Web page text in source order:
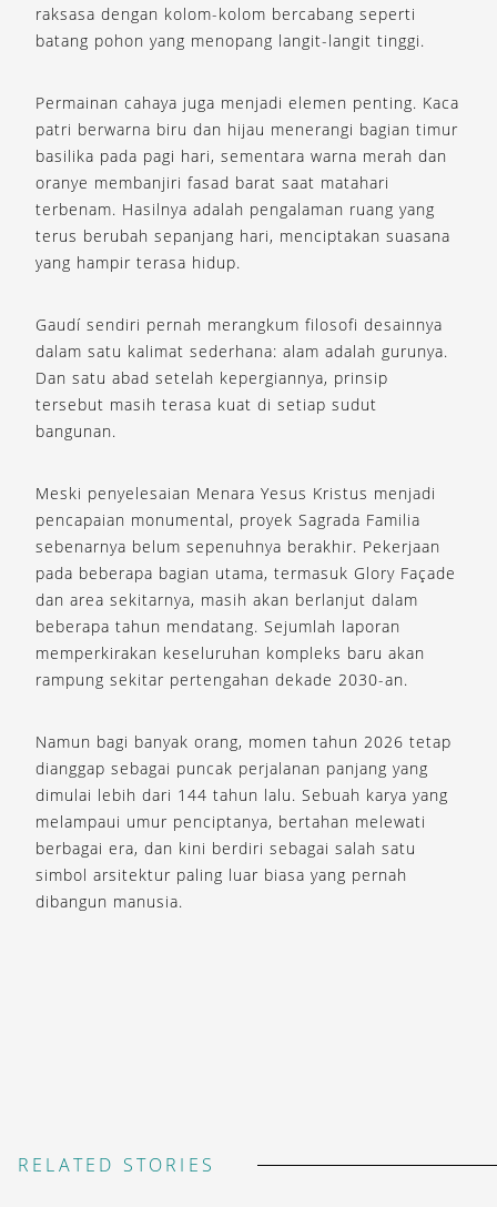
raksasa dengan kolom-kolom bercabang seperti
batang pohon yang menopang langit-langit tinggi.
Permainan cahaya juga menjadi elemen penting. Kaca
patri berwarna biru dan hijau menerangi bagian timur
basilika pada pagi hari, sementara warna merah dan
oranye membanjiri fasad barat saat matahari
terbenam. Hasilnya adalah pengalaman ruang yang
terus berubah sepanjang hari, menciptakan suasana
yang hampir terasa hidup.
Gaudí sendiri pernah merangkum filosofi desainnya
dalam satu kalimat sederhana: alam adalah gurunya.
Dan satu abad setelah kepergiannya, prinsip
tersebut masih terasa kuat di setiap sudut
bangunan.
Meski penyelesaian Menara Yesus Kristus menjadi
pencapaian monumental, proyek Sagrada Familia
sebenarnya belum sepenuhnya berakhir. Pekerjaan
pada beberapa bagian utama, termasuk Glory Façade
dan area sekitarnya, masih akan berlanjut dalam
beberapa tahun mendatang. Sejumlah laporan
memperkirakan keseluruhan kompleks baru akan
rampung sekitar pertengahan dekade 2030-an.
Namun bagi banyak orang, momen tahun 2026 tetap
dianggap sebagai puncak perjalanan panjang yang
dimulai lebih dari 144 tahun lalu. Sebuah karya yang
melampaui umur penciptanya, bertahan melewati
berbagai era, dan kini berdiri sebagai salah satu
simbol arsitektur paling luar biasa yang pernah
dibangun manusia.
RELATED STORIES